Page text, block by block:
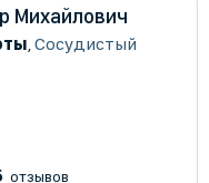
Михайлович
,Сосудистый
отзывов